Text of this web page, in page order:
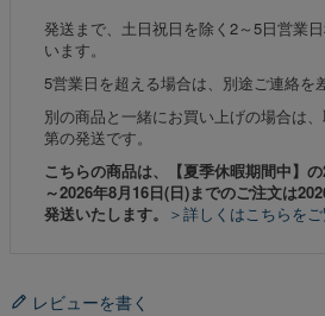
発送まで、土日祝日を除く2～5日営業
います。
5営業日を超える場合は、別途ご連絡を
別の商品と一緒にお買い上げの場合は
第の発送です。
こちらの商品は、【夏季休暇期間中】
～2026年8月16日(日)までのご注文は
発送いたします。 ＞詳しくはこちらを
レビューを書く